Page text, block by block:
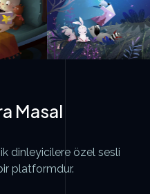
Masal
dinleyicilere özel sesli
platformdur.